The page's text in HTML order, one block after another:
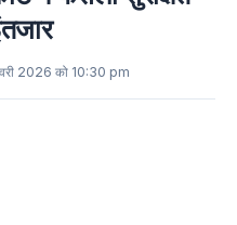
2026 को 10:30 pm